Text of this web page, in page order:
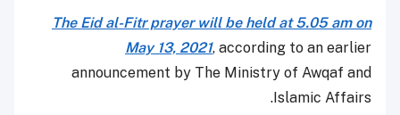
The Eid al-Fitr prayer will be held at 5.05 am on
May 13, 2021, according to an earlier
announcement by The Ministry of Awqaf and
Islamic Affairs.